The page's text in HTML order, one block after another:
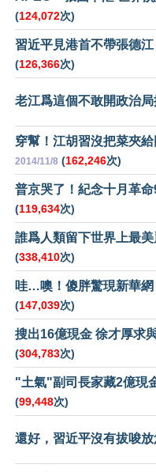
(124,072次)
習近平見港首不帶張德
(126,366次)
老江爲這個不敢開政治
穿幫！江胡習沒把菜夾給
2014/11/8 (162,246次)
普京哭了！紀念十月革
(119,634次)
誰爲人類留下世界上最
(338,410次)
哇…噢！傻胖驚現新華
(147,039次)
搜出16億現金 徐才厚求
(304,783次)
"土氣"副司長家藏2億現
(99,448次)
還好，習近平沒有拔唆放